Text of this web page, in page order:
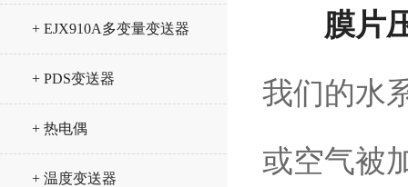
+ EJX910A多变量变送器
+ PDS变送器
+ 热电偶
+ 温度变送器
膜片
我们的水
或空气被